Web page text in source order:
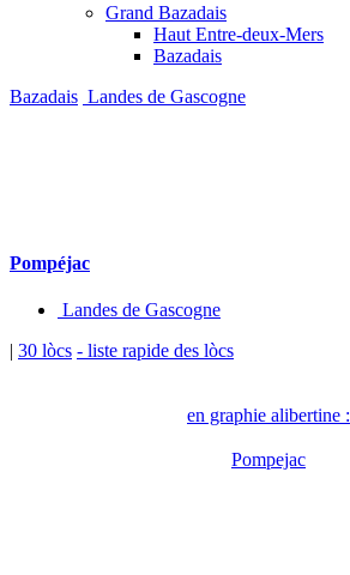
Grand Bazadais
Haut Entre-deux-Mers
Bazadais
Bazadais Landes de Gascogne
Pompéjac
Landes de Gascogne
| 30 lòcs - liste rapide des lòcs
en graphie alibertine :
Pompejac